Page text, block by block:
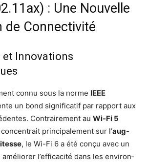
: Une Nouvelle
de Connectivité
et Innovations
connu sous la norme IEEE
un bond signi­fi­ca­tif par rap­port aux
Contrai­re­ment au Wi-Fi 5
prin­ci­pa­le­ment sur l’aug­
, le Wi-Fi 6 a été conçu avec un
l’ef­fi­ca­ci­té dans les envi­ron­